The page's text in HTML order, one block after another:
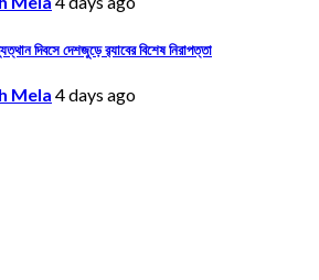
দিবসে দেশজুড়ে র‌্যাবের বিশেষ নিরাপত্তা
Mela 4 days ago